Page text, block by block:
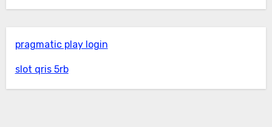
pragmatic play login
slot qris 5rb